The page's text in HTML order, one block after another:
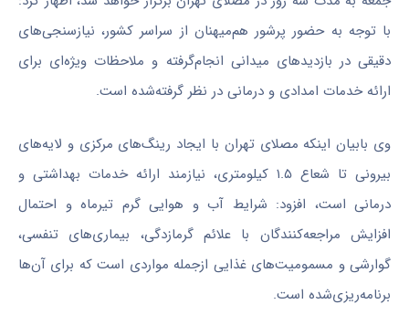
با توجه به حضور پرشور هم‌میهنان از سراسر کشور، نیازسنجی‌های
دقیقی در بازدیدهای میدانی انجام‌گرفته و ملاحظات ویژه‌ای برای
ارائه خدمات امدادی و درمانی در نظر گرفته‌شده است.
وی بابیان اینکه مصلای تهران با ایجاد رینگ‌های مرکزی و لایه‌های
بیرونی تا شعاع ۱.۵ کیلومتری، نیازمند ارائه خدمات بهداشتی و
درمانی است، افزود: شرایط آب و هوایی گرم تیرماه و احتمال
افزایش مراجعه‌کنندگان با علائم گرمازدگی، بیماری‌های تنفسی،
گوارشی و مسمومیت‌های غذایی ازجمله مواردی است که برای آن‌ها
برنامه‌ریزی‌شده است.